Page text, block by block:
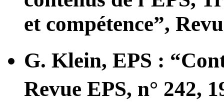
et compétence”,
G. Klein, EPS :
Revue EPS, n° 242,